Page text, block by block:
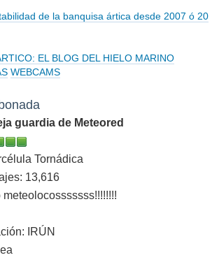
de la banquisa ártica desde 2007 ó 20
EL BLOG DEL HIELO MARINO
WEBCAMS
guardia de Meteored
Tornádica
13,616
meteolocosssssss!!!!!!!!
IRÚN